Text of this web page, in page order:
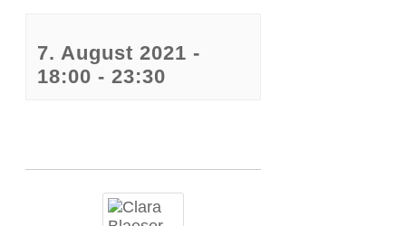
7. August 2021 -
18:00 - 23:30